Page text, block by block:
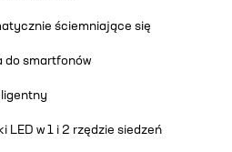
ściemniające się
do smartfonów
LED w 1 i 2 rzędzie siedzeń